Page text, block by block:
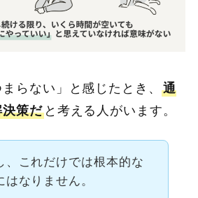
らない」と感じたとき、 通
策だと考える人がいます。
、これだけでは根本的な
はなりません。